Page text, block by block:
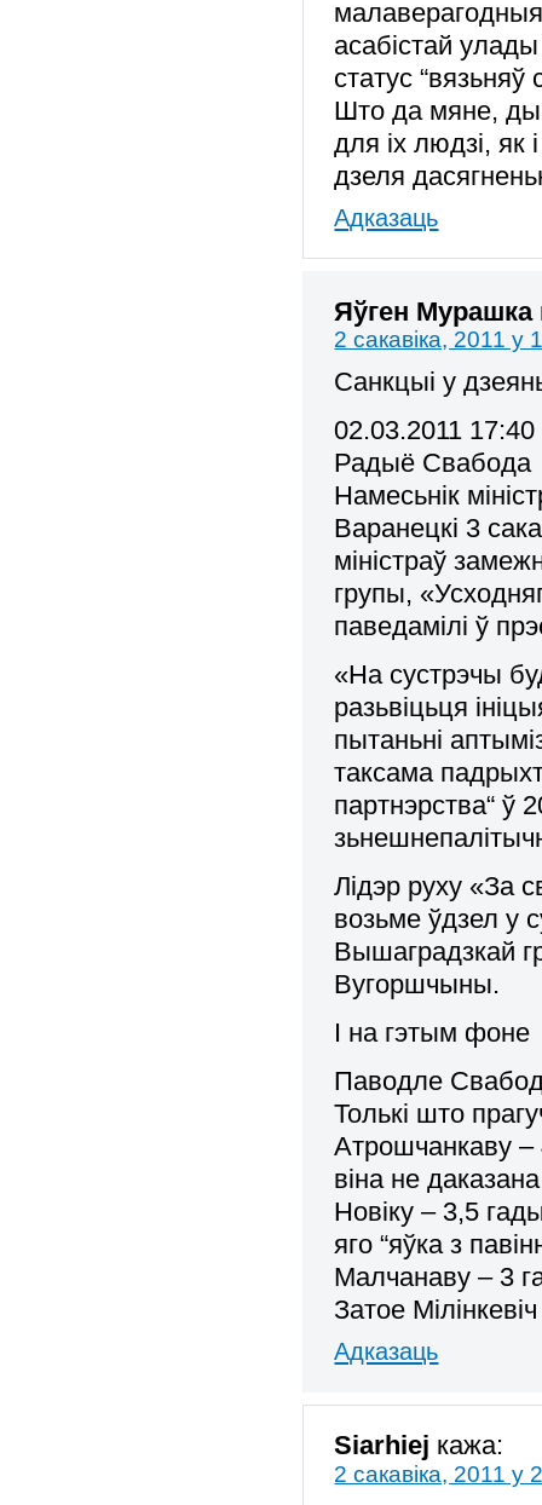
асабістай
статус “вязьняў
Што да мяне,
для іх людзі, як
дзеля
Адказаць
Яўген Мурашка
2 сакавіка, 2011 у
Санкцыі у
02.03.2011 17:40
Радыё Свабода
Намесьнік
Варанецкі 3
міністраў
групы,
паведамілі ў
«На сустрэчы
разьвіцьця
пытаньні
таксама
партнэрства“ ў
Лідэр руху «За
возьме ўдзел у
Вышаградзкай
Вугоршчыны.
І на гэтым фоне
Паводле
Толькі што
Атрошчанкаву –
віна не даказана
Новіку – 3,5
яго “яўка з
Малчанаву – 3
Затое
Адказаць
Siarhiej кажа:
2 сакавіка, 2011 у